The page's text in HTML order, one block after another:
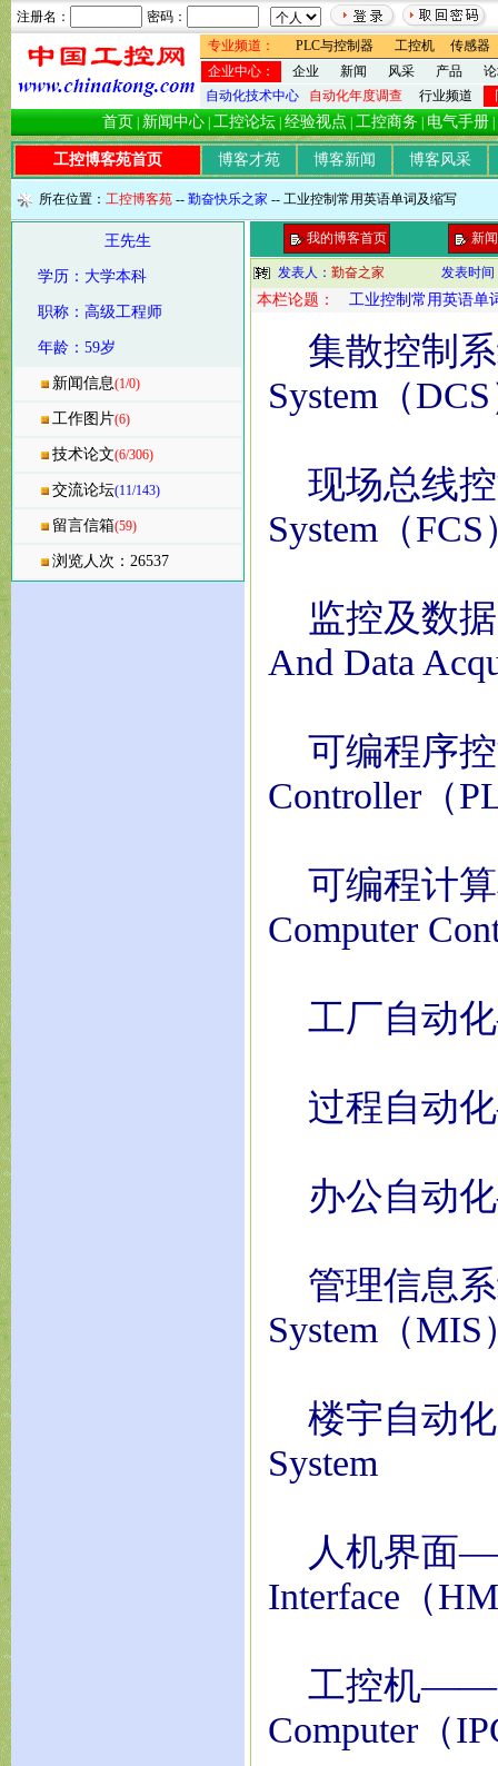
注册名：
密码：
专业频道：
PLC与控制器 工控机
传感器
企业中心：
企业 新闻 风采 产品
自动化技术中心
自动化年度调查 行业频道
首页 新闻中心 工控论坛 经验视点 工控商务 电气手册
工控博客苑首页 博客才苑 博客新闻 博客风采
所在位置： 工控博客苑 -- 勤奋快乐之家 -- 工业控制常用英语单词及缩写
王先生
学历：大学本科
职称：高级工程师
年龄：59岁
新闻信息(1/0)
工作图片(6)
技术论文(6/306)
交流论坛(11/143)
留言信箱(59)
浏览人次：26537
我的博客首页 新
发表人： 勤奋之家 发表时间
本栏论题： 工业控制常用英语单
集散控制
System（
现场总线
System（FCS
监控及数据
And Data
可编程序控
Controller（
可编程计算
Computer
工厂自动化
过程自动化
办公自动
管理信息系
System（MIS
楼宇自动
System
人机界面
Interface（
工控机
Computer（